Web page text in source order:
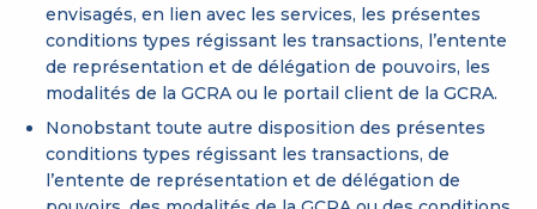
envisagés, en lien avec les services, les présentes
conditions types régissant les transactions, l’entente
de représentation et de délégation de pouvoirs, les
modalités de la GCRA ou le portail client de la GCRA.
Nonobstant toute autre disposition des présentes
conditions types régissant les transactions, de
l’entente de représentation et de délégation de